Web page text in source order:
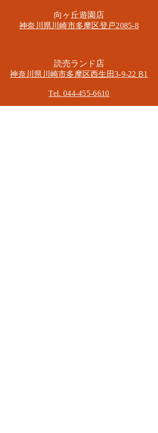
​向ヶ丘遊園店
神奈川県川崎市多摩区​登戸2085-8
​読売ランド店
神奈川県川崎市多摩区​西生田3-9-22 B1
Tel. 044-455-6610